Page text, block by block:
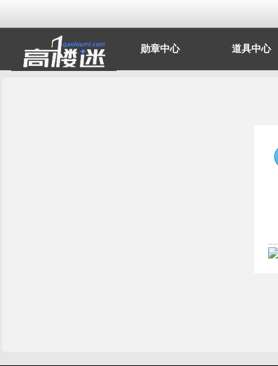
勋章中心 道具中心